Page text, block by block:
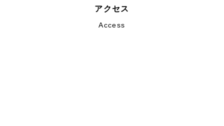
アクセス
Access